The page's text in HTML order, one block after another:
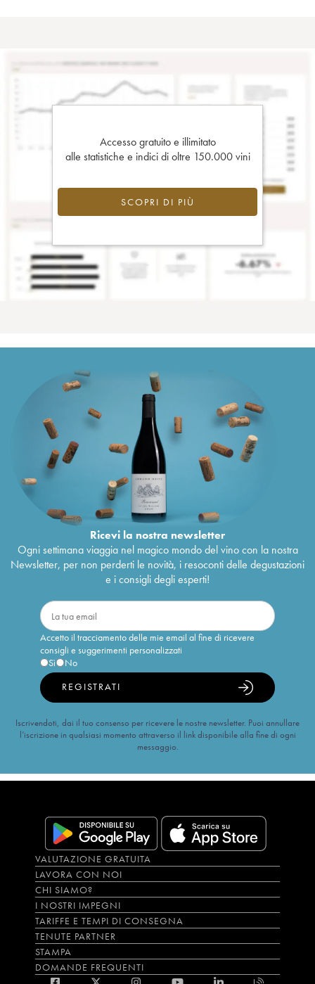
Accesso gratuito e illimitato
alle statistiche e indici di oltre 150.000 vini
SCOPRI DI PIÙ
Ricevi la nostra newsletter
Ogni settimana viaggia nel magico mondo del vino con la nostra
Newsletter, per non perderti le novità, i resoconti delle degustazioni
e i consigli degli esperti!
Accetto il tracciamento delle mie email al fine di ricevere
consigli e suggerimenti personalizzati
Sì
No
REGISTRATI
Iscrivendoti, dai il tuo consenso per ricevere le nostre newsletter. Puoi annullare
l’iscrizione in qualsiasi momento attraverso il link disponibile alla fine di ogni
messaggio.
VALUTAZIONE GRATUITA
LAVORA CON NOI
CHI SIAMO?
I NOSTRI IMPEGNI
TARIFFE E TEMPI DI CONSEGNA
TENUTE PARTNER
STAMPA
DOMANDE FREQUENTI